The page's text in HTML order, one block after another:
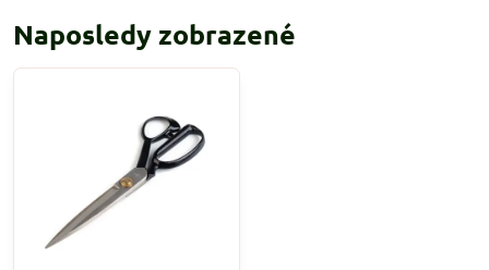
Naposledy zobrazené